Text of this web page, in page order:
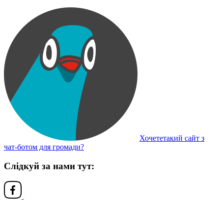
Хочететакий сайт з
чат-ботом для громади?
Слідкуй за нами тут: